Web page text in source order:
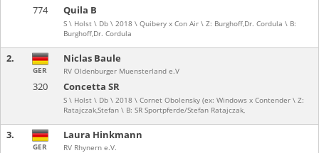
774 Quila B
S \ Holst \ Db \ 2018 \ Quibery x Con Air \ Z: Burghoff,Dr. Cordula \ B:
Burghoff,Dr. Cordula
2.
320 Concetta SR
S \ Holst \ Db \ 2018 \ Cornet Obolensky (ex: Windows x Contender \ Z:
Ratajczak,Stefan \ B: SR Sportpferde/Stefan Ratajczak,
GER
Niclas Baule
RV Oldenburger Muensterland e.V
3.
GER
Laura Hinkmann
RV Rhynern e.V.